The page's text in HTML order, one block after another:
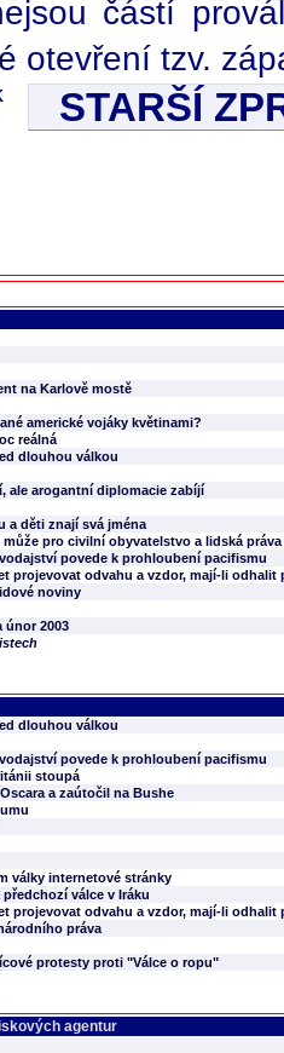
částí
otevření tzv.
STARŠÍ
na Karlově mostě
americké vojáky květinami?
reálná
dlouhou válkou
ale arogantní diplomacie zabíjí
a děti znají svá jména
může pro civilní obyvatelstvo a lidská
povede k prohloubení pacifismu
projevovat odvahu a vzdor, mají-li odhalit
noviny
únor 2003
dlouhou válkou
povede k prohloubení pacifismu
stoupá
a zaútočil na Bushe
války internetové stránky
válce v Iráku
projevovat odvahu a vzdor, mají-li odhalit
práva
protesty proti "Válce o ropu"
agentur